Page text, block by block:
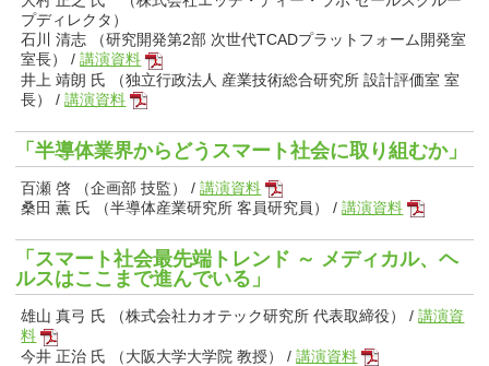
プディレクタ）
石川 清志 （研究開発第2部 次世代TCADプラットフォーム開発室
室長） /講演資料
井上 靖朗 氏 （独立行政法人 産業技術総合研究所 設計評価室 室
長） /講演資料
「半導体業界からどうスマート社会に取り組むか」
百瀬 啓 （企画部 技監） /講演資料
桑田 薫 氏 （半導体産業研究所 客員研究員） /講演資料
「スマート社会最先端トレンド ～ メディカル、ヘ
ルスはここまで進んでいる」
雄山 真弓 氏 （株式会社カオテック研究所 代表取締役） /講演資
料
今井 正治 氏 （大阪大学大学院 教授） /講演資料